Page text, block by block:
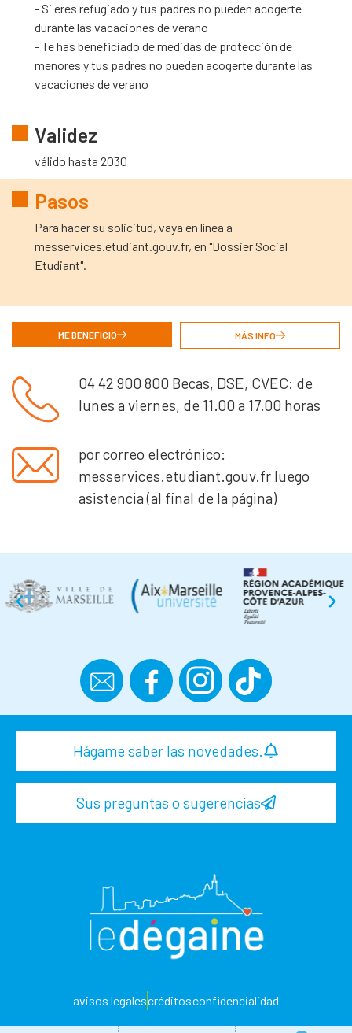
- Si eres refugiado y tus padres no pueden acogerte
durante las vacaciones de verano
- Te has beneficiado de medidas de protección de
menores y tus padres no pueden acogerte durante las
vacaciones de verano
Validez
válido hasta 2030
Pasos
Para hacer su solicitud, vaya en línea a
messervices.etudiant.gouv.fr, en "Dossier Social
Etudiant".
ME BENEFICIO MÁS INFO
04 42 900 800 Becas, DSE, CVEC: de
lunes a viernes, de 11.00 a 17.00 horas
por correo electrónico:
messervices.etudiant.gouv.fr luego
asistencia (al final de la página)
Hágame saber las novedades.
Sus preguntas o sugerencias
avisos legalescréditosconfidencialidad